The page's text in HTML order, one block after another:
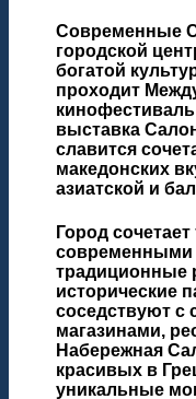
Современные
городской
богатой
проходит
выставка
славится
македонских
азиатской и
Город
современными
традиционные
исторические
соседствуют
магазинами,
Набережная
красивых в
уникальные